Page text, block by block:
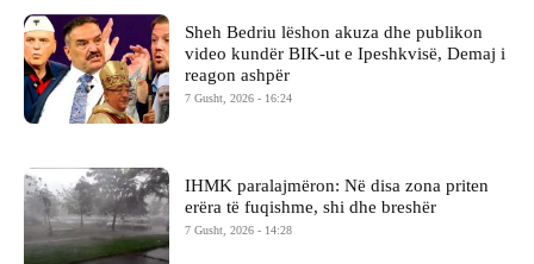
Sheh Bedriu lëshon akuza dhe publikon
video kundër BIK-ut e Ipeshkvisë, Demaj i
reagon ashpër
7 Gusht, 2026 - 16:24
IHMK paralajmëron: Në disa zona priten
erëra të fuqishme, shi dhe breshër
7 Gusht, 2026 - 14:28